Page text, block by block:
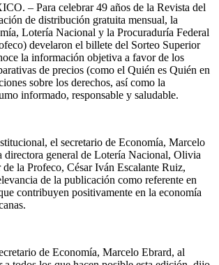
– Para celebrar 49 años de la Revista del
de distribución gratuita mensual, la
Lotería Nacional y la Procuraduría Federal
develaron el billete del Sorteo Superior
la información objetiva a favor de los
de precios (como el Quién es Quién en
sobre los derechos, así como la
informado, responsable y saludable.
el secretario de Economía, Marcelo
directora general de Lotería Nacional, Olivia
la Profeco, César Iván Escalante Ruiz,
de la publicación como referente en
contribuyen positivamente en la economía
de Economía, Marcelo Ebrard, al